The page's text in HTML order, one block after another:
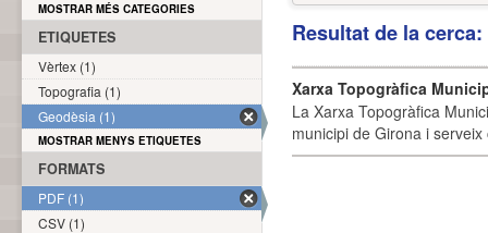
Resultat de la
Xarxa Topogràfica
La Xarxa Topogràfica
municipi de Girona i
MOSTRAR MÉS CATEGORIES
ETIQUETES
Vèrtex (1)
Topografia (1)
Geodèsia (1)
MOSTRAR MENYS ETIQUETES
FORMATS
PDF (1)
CSV (1)